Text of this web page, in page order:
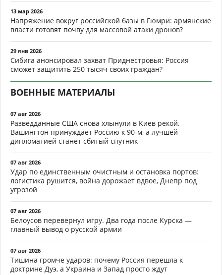
13 мар 2026
Напряжение вокруг российской базы в Гюмри: армянские
власти готовят почву для массовой атаки дронов?
29 янв 2026
Сибига анонсировал захват Приднестровья: Россия
сможет защитить 250 тысяч своих граждан?
ВОЕННЫЕ МАТЕРИАЛЫ
07 авг 2026
Разведданные США снова хлынули в Киев рекой.
Вашингтон принуждает Россию к 90-м, а лучшей
дипломатией станет сбитый спутник
07 авг 2026
Удар по единственным очистным и остановка портов:
логистика рушится, война дорожает вдвое, Днепр под
угрозой
07 авг 2026
Белоусов перевернул игру. Два года после Курска —
главный вывод о русской армии
07 авг 2026
Тишина громче ударов: почему Россия перешла к
доктрине Дуэ, а Украина и Запад просто ждут